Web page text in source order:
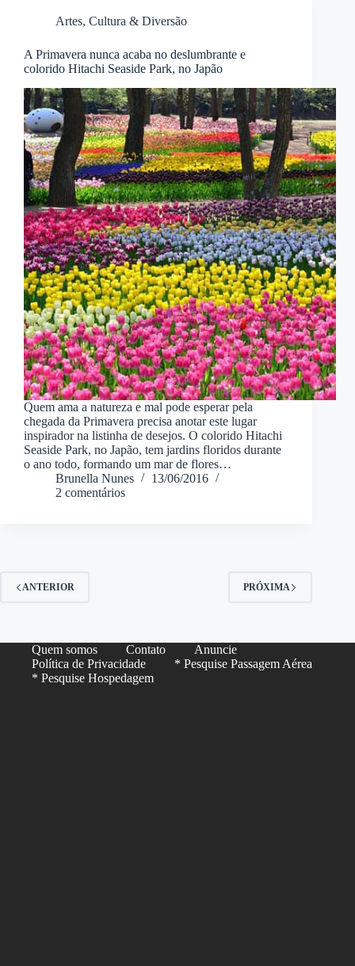
Artes, Cultura & Diversão
A Primavera nunca acaba no deslumbrante e
colorido Hitachi Seaside Park, no Japão
Quem ama a natureza e mal pode esperar pela
chegada da Primavera precisa anotar este lugar
inspirador na listinha de desejos. O colorido Hitachi
Seaside Park, no Japão, tem jardins floridos durante
o ano todo, formando um mar de flores…
Brunella Nunes
13/06/2016
2 comentários
ANTERIOR PRÓXIMA
Quem somos Contato
Anuncie
Política de Privacidade
* Pesquise Passagem Aérea
* Pesquise Hospedagem